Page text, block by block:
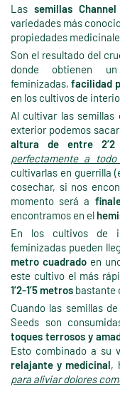
Lassemillas
variedades más
propiedades
Son el resultado del
donde obtienen un
feminizadas,facilidad
en los cultivos de
Al cultivar las semillas
exterior podemos sacar
altura de entre
perfectamente a
cultivarlas en guerrilla
cosechar, si nos
momento será a
encontramos en el
En los cultivos de
feminizadas pueden
metro cuadrado en
este cultivo el más
1’2-1’5 metros bastante
Cuando las semillas
Seeds son
toques terrosos y
Esto combinado a su
relajante y medicinal,
para aliviar dolores